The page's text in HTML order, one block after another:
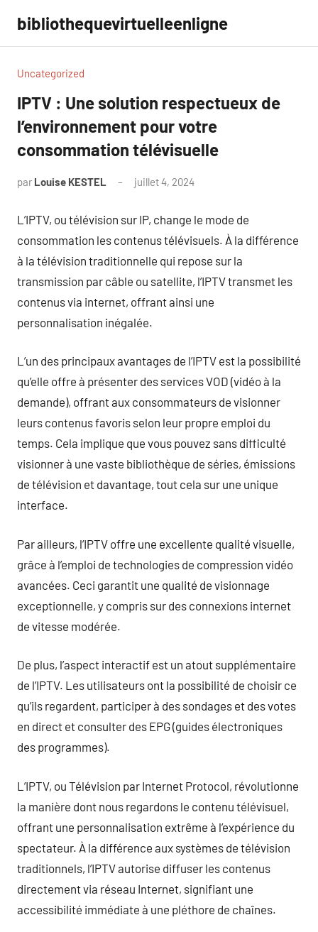
contenu
bibliothequevirtuelleenligne
Uncategorized
IPTV : Une solution respectueux de
l’environnement pour votre
consommation télévisuelle
par Louise KESTEL juillet 4, 2024
L’IPTV, ou télévision sur IP, change le mode de
consommation les contenus télévisuels. À la différence
à la télévision traditionnelle qui repose sur la
transmission par câble ou satellite, l’IPTV transmet les
contenus via internet, offrant ainsi une
personnalisation inégalée.
L’un des principaux avantages de l’IPTV est la possibilité
qu’elle offre à présenter des services VOD (vidéo à la
demande), offrant aux consommateurs de visionner
leurs contenus favoris selon leur propre emploi du
temps. Cela implique que vous pouvez sans difficulté
visionner à une vaste bibliothèque de séries, émissions
de télévision et davantage, tout cela sur une unique
interface.
Par ailleurs, l’IPTV offre une excellente qualité visuelle,
grâce à l’emploi de technologies de compression vidéo
avancées. Ceci garantit une qualité de visionnage
exceptionnelle, y compris sur des connexions internet
de vitesse modérée.
De plus, l’aspect interactif est un atout supplémentaire
de l’IPTV. Les utilisateurs ont la possibilité de choisir ce
qu’ils regardent, participer à des sondages et des votes
en direct et consulter des EPG (guides électroniques
des programmes).
L’IPTV, ou Télévision par Internet Protocol, révolutionne
la manière dont nous regardons le contenu télévisuel,
offrant une personnalisation extrême à l’expérience du
spectateur. À la différence aux systèmes de télévision
traditionnels, l’IPTV autorise diffuser les contenus
directement via réseau Internet, signifiant une
accessibilité immédiate à une pléthore de chaînes.